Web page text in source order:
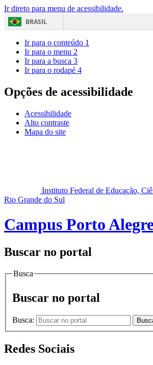
Ir direto para menu de acessibilidade.
BRASIL
Acesso
Ir para o conteúdo 1
Ir para o menu 2
Ir para a busca 3
Ir para o rodapé 4
Opções de acessibilidade
Acessibilidade
Alto contraste
Mapa do site
Instituto Federal de Educação,
Rio Grande do Sul
Campus Porto
Buscar no portal
Busca
Buscar no portal
Busca:
Redes Sociais